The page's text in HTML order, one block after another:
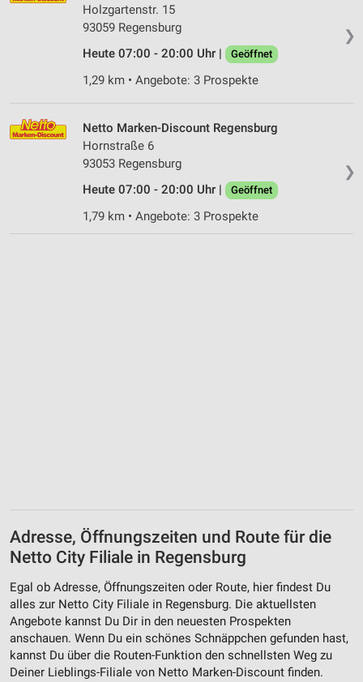
❯
Holzgartenstr. 15
93059 Regensburg
Heute 07:00 - 20:00 Uhr |
Geöffnet
1,29 km • Angebote: 3 Prospekte
❯
Netto Marken-Discount Regensburg
Hornstraße 6
93053 Regensburg
Heute 07:00 - 20:00 Uhr |
Geöffnet
1,79 km • Angebote: 3 Prospekte
Adresse, Öffnungszeiten und Route für die
Netto City Filiale in Regensburg
Egal ob Adresse, Öffnungszeiten oder Route, hier findest Du
alles zur Netto City Filiale in Regensburg. Die aktuellsten
Angebote kannst Du Dir in den neuesten Prospekten
anschauen. Wenn Du ein schönes Schnäppchen gefunden hast,
kannst Du über die Routen-Funktion den schnellsten Weg zu
Deiner Lieblings-Filiale von Netto Marken-Discount finden.